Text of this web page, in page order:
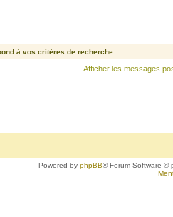
à vos critères de recherche.
Afficher les messages
Powered byphpBB® Forum Software ©